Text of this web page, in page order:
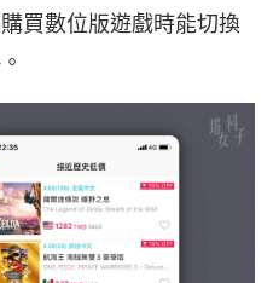
買數位版遊戲時能切換